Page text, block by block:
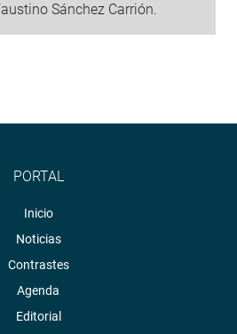
Sánchez Carrión.
PORTAL
Inicio
Noticias
Contrastes
Agenda
Editorial